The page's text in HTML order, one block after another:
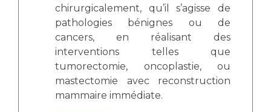
chirurgicalement, qu’il s’agisse de
pathologies bénignes ou de
cancers, en réalisant des
interventions telles que
tumorectomie, oncoplastie, ou
mastectomie avec reconstruction
mammaire immédiate.